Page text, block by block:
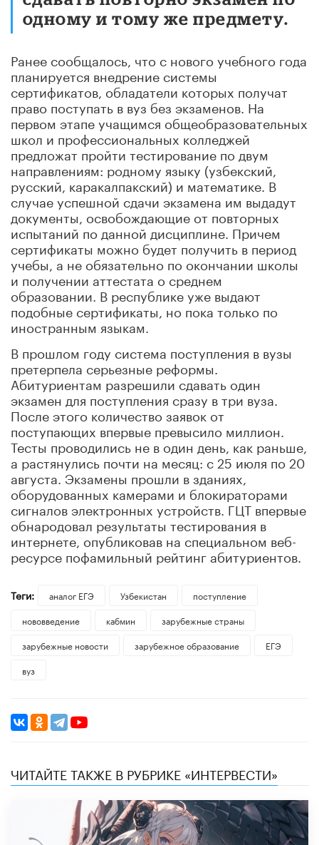
одному и тому же предмету.
Ранее сообщалось, что с нового учебного года
планируется внедрение системы
сертификатов, обладатели которых получат
право поступать в вуз без экзаменов. На
первом этапе учащимся общеобразовательных
школ и профессиональных колледжей
предложат пройти тестирование по двум
направлениям: родному языку (узбекский,
русский, каракалпакский) и математике. В
случае успешной сдачи экзамена им выдадут
документы, освобождающие от повторных
испытаний по данной дисциплине. Причем
сертификаты можно будет получить в период
учебы, а не обязательно по окончании школы
и получении аттестата о среднем
образовании. В республике уже выдают
подобные сертификаты, но пока только по
иностранным языкам.
В прошлом году система поступления в вузы
претерпела серьезные реформы.
Абитуриентам разрешили сдавать один
экзамен для поступления сразу в три вуза.
После этого количество заявок от
поступающих впервые превысило миллион.
Тесты проводились не в один день, как раньше,
а растянулись почти на месяц: с 25 июля по 20
августа. Экзамены прошли в зданиях,
оборудованных камерами и блокираторами
сигналов электронных устройств. ГЦТ впервые
обнародовал результаты тестирования в
интернете, опубликовав на специальном веб-
ресурсе пофамильный рейтинг абитуриентов.
Теги: аналог ЕГЭ Узбекистан
поступление
нововведение
кабмин
зарубежные страны
зарубежные новости
зарубежное образование
ЕГЭ
вуз
ЧИТАЙТЕ ТАКЖЕ В РУБРИКЕ «ИНТЕРВЕСТИ»